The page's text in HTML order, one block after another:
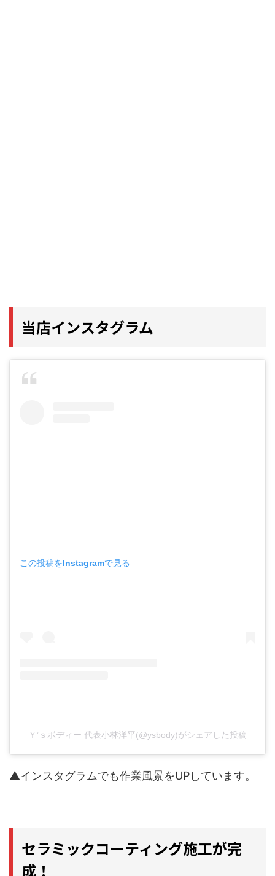
当店インスタグラム
この投稿をInstagramで見る
Ｙ’ｓボディー 代表小林洋平(@ysbody)がシェアした投稿
▲インスタグラムでも作業風景をUPしています。
セラミックコーティング施工が完
成！